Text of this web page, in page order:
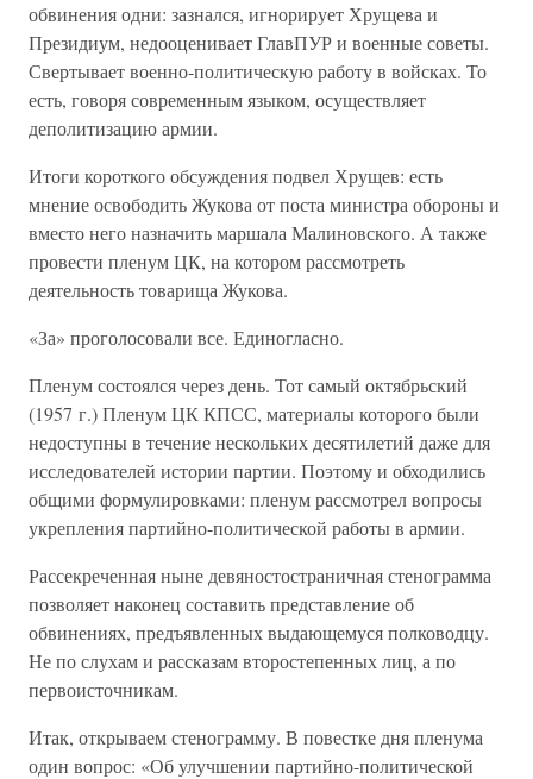
обвинения одни: зазнался, игнорирует Хрущева и
Президиум, недооценивает ГлавПУР и военные советы.
Свертывает военно-политическую работу в войсках. То
есть, говоря современным языком, осуществляет
деполитизацию армии.
Итоги короткого обсуждения подвел Хрущев: есть
мнение освободить Жукова от поста министра обороны и
вместо него назначить маршала Малиновского. А также
провести пленум ЦК, на котором рассмотреть
деятельность товарища Жукова.
«За» проголосовали все. Единогласно.
Пленум состоялся через день. Тот самый октябрьский
(1957 г.) Пленум ЦК КПСС, материалы которого были
недоступны в течение нескольких десятилетий даже для
исследователей истории партии. Поэтому и обходились
общими формулировками: пленум рассмотрел вопросы
укрепления партийно-политической работы в армии.
Рассекреченная ныне девяностостраничная стенограмма
позволяет наконец составить представление об
обвинениях, предъявленных выдающемуся полководцу.
Не по слухам и рассказам второстепенных лиц, а по
первоисточникам.
Итак, открываем стенограмму. В повестке дня пленума
один вопрос: «Об улучшении партийно-политической